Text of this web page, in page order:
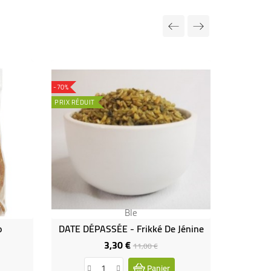
Ble
-70%
PRIX RÉDUIT
DATE DÉPASSÉE - Frikké De Jénine
3,30 €Prix
de
11,00 €Prix